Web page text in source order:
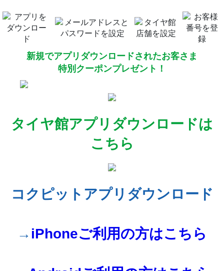
新規でアプリダウンロードされたお客さま
特別クーポンプレゼント！
タイヤ館アプリダウンロードは
こちら
コクピットアプリダウンロード
→ iPhoneご利用の方はこちら